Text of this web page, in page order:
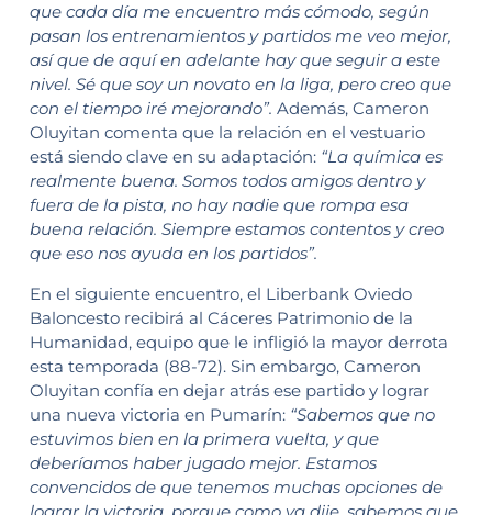
que cada día me encuentro más cómodo, según
pasan los entrenamientos y partidos me veo mejor,
así que de aquí en adelante hay que seguir a este
nivel. Sé que soy un novato en la liga, pero creo que
con el tiempo iré mejorando”. Además, Cameron
Oluyitan comenta que la relación en el vestuario
está siendo clave en su adaptación: “La química es
realmente buena. Somos todos amigos dentro y
fuera de la pista, no hay nadie que rompa esa
buena relación. Siempre estamos contentos y creo
que eso nos ayuda en los partidos”.
En el siguiente encuentro, el Liberbank Oviedo
Baloncesto recibirá al Cáceres Patrimonio de la
Humanidad, equipo que le infligió la mayor derrota
esta temporada (88-72). Sin embargo, Cameron
Oluyitan confía en dejar atrás ese partido y lograr
una nueva victoria en Pumarín: “Sabemos que no
estuvimos bien en la primera vuelta, y que
deberíamos haber jugado mejor. Estamos
convencidos de que tenemos muchas opciones de